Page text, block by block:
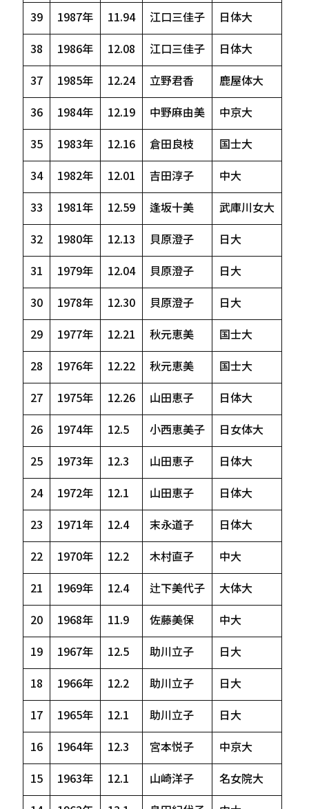
39 1987年 11.94 江口三佳子 日体大
38 1986年 12.08 江口三佳子 日体大
37 1985年 12.24 立野君香 鹿屋体大
36 1984年 12.19 中野麻由美 中京大
35 1983年 12.16 倉田良枝 国士大
34 1982年 12.01 吉田淳子 中大
33 1981年 12.59 逢坂十美 武庫川女大
32 1980年 12.13 貝原澄子 日大
31 1979年 12.04 貝原澄子 日大
30 1978年 12.30 貝原澄子 日大
29 1977年 12.21 秋元恵美 国士大
28 1976年 12.22 秋元恵美 国士大
27 1975年 12.26 山田恵子 日体大
26 1974年 12.5 小西恵美子 日女体大
25 1973年 12.3 山田恵子 日体大
24 1972年 12.1 山田恵子 日体大
23 1971年 12.4 末永道子 日体大
22 1970年 12.2 木村直子 中大
21 1969年 12.4 辻下美代子 大体大
20 1968年 11.9 佐藤美保 中大
19 1967年 12.5 助川立子 日大
18 1966年 12.2 助川立子 日大
17 1965年 12.1 助川立子 日大
16 1964年 12.3 宮本悦子 中京大
15 1963年 12.1 山崎洋子 名女院大